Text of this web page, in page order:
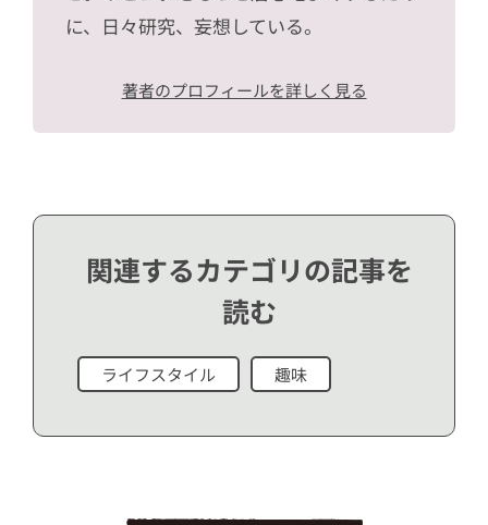
に、日々研究、妄想している。
著者のプロフィールを詳しく見る
関連するカテゴリの記事を
読む
ライフスタイル 趣味